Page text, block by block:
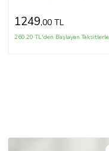
1249,00 TL
260,20 TL'den Başlayan Taksitlerle